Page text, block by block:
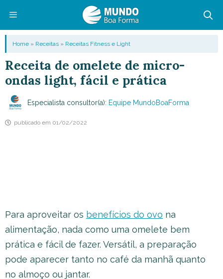
conteúdo
Menu
Home » Receitas » Receitas Fitness e Light
Receita de omelete de micro-
ondas light, fácil e prática
Especialista consultor(a): Equipe MundoBoaForma
publicado em 01/02/2022
Para aproveitar os benefícios do ovo na
alimentação, nada como uma omelete bem
prática e fácil de fazer. Versátil, a preparação
pode aparecer tanto no café da manhã quanto
no almoço ou jantar.